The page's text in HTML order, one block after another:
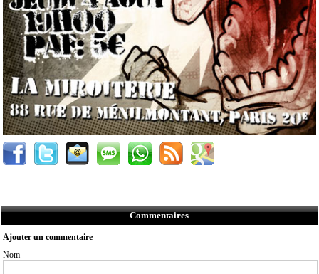
Commentaires
Ajouter un commentaire
Nom